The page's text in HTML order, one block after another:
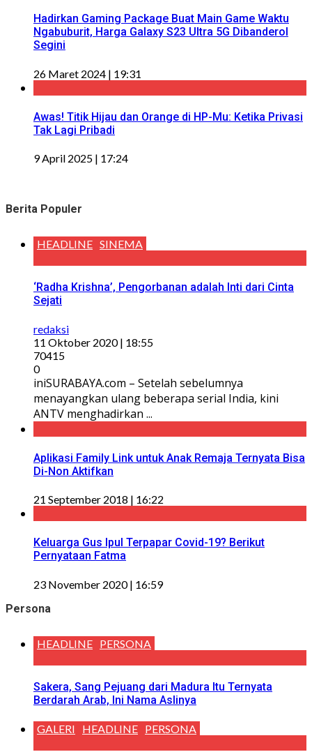
Hadirkan Gaming Package Buat Main Game Waktu
Ngabuburit, Harga Galaxy S23 Ultra 5G Dibanderol
Segini
26 Maret 2024 | 19:31
Awas! Titik Hijau dan Orange di HP-Mu: Ketika Privasi
Tak Lagi Pribadi
9 April 2025 | 17:24
Berita Populer
HEADLINE SINEMA
‘Radha Krishna’, Pengorbanan adalah Inti dari Cinta
Sejati
redaksi
11 Oktober 2020 | 18:55
70415
0
iniSURABAYA.com – Setelah sebelumnya
menayangkan ulang beberapa serial India, kini
ANTV menghadirkan ...
Aplikasi Family Link untuk Anak Remaja Ternyata Bisa
Di-Non Aktifkan
21 September 2018 | 16:22
Keluarga Gus Ipul Terpapar Covid-19? Berikut
Pernyataan Fatma
23 November 2020 | 16:59
Persona
HEADLINE PERSONA
Sakera, Sang Pejuang dari Madura Itu Ternyata
Berdarah Arab, Ini Nama Aslinya
GALERI HEADLINE PERSONA